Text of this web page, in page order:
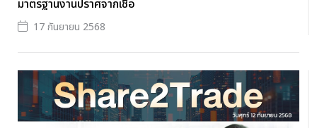
มาตรฐานงานปราศจากเชื้อ
17 กันยายน 2568